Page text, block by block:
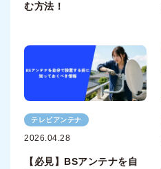
む方法！
テレビアンテナ
2026.04.28
【必見】BSアンテナを自